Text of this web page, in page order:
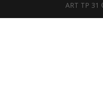
ART TP